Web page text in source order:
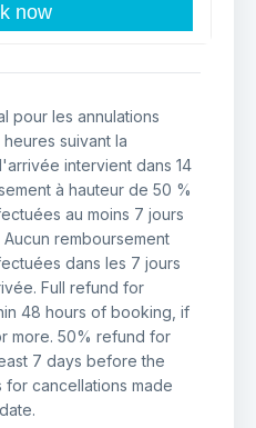
now
pour les annulations
suivant la
intervient dans 14
à hauteur de 50 %
au moins 7 jours
remboursement
dans les 7 jours
Full refund for
48 hours of booking, if
more. 50% refund for
7 days before the
cancellations made